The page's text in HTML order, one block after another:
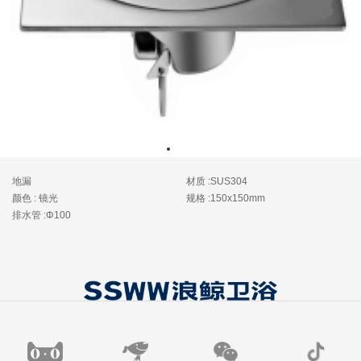
地漏
材质 :SUS304
颜色 : 镜光
规格 :150x150mm
排水管 :Φ100